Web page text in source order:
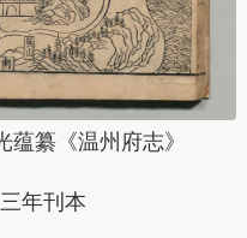
蕴纂《温州府志》
年刊本